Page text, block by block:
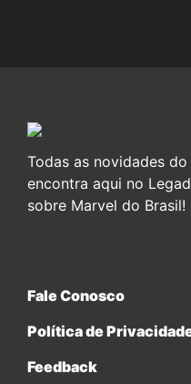
Todas as novidades
encontra aqui no
sobre Marvel do Brasil!
Fale Conosco
Política de
Feedback